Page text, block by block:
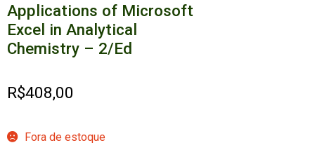
Applications of Microsoft
Excel in Analytical
Chemistry – 2/Ed
R$408,00
Fora de estoque